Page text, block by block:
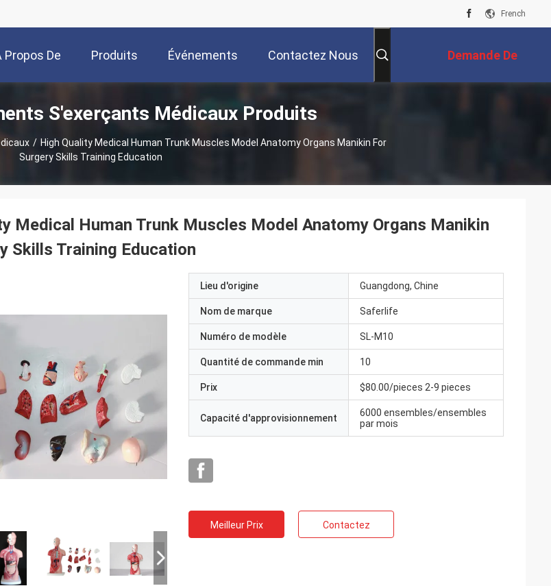
French
Propos De
Nous
Produits Événements Contactez Nous Demande De
Soumission
S'exerçants Médicaux Produits
/ High Quality Medical Human Trunk Muscles Model Anatomy Organs Manikin For
Surgery Skills Training Education
Medical Human Trunk Muscles Model Anatomy Organs Manikin
Skills Training Education
Lieu d'origine Guangdong, Chine
Nom de marque Saferlife
Numéro de modèle SL-M10
Quantité de commande min 10
Prix $80.00/pieces 2-9 pieces
Capacité d'approvisionnement
6000 ensembles/ensembles
par mois
Meilleur Prix Contactez